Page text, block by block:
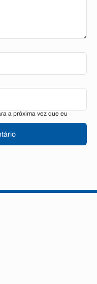
a próxima vez que eu